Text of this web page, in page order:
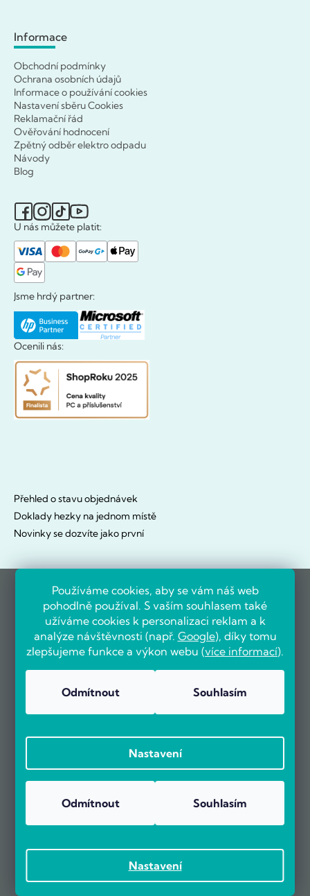
Používáme cookies, aby se vám náš web
pohodlně používal. S vaším souhlasem také
užíváme cookies k personalizaci reklam a k
analýze návštěvnosti (např. Google), díky tomu
zlepšujeme funkce a výkon webu (více informací).
Nastavení
Odmítnout Souhlasím
Nastavení
Odmítnout Souhlasím
Informace
Obchodní podmínky
Ochrana osobních údajů
Informace o používání cookies
Nastavení sběru Cookies
Reklamační řád
Ověřování hodnocení
Zpětný odběr elektro odpadu
Návody
Blog
U nás můžete platit:
Jsme hrdý partner:
Ocenili nás:
Přehled o stavu objednávek
Doklady hezky na jednom místě
Novinky se dozvíte jako první
OVĚŘENO ZÁKAZNÍKY
Už více než 5000 zákazníků nás doporučuje na základě recenzí
na portálu Heureka.cz.
Zobrazit více než 5000 recenzí na Heureka.cz